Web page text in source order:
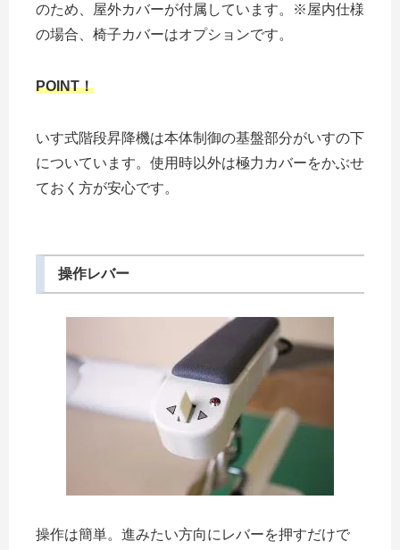
のため、屋外カバーが付属しています。※屋内仕様
の場合、椅子カバーはオプションです。
POINT！
いす式階段昇降機は本体制御の基盤部分がいすの下
についています。使用時以外は極力カバーをかぶせ
ておく方が安心です。
操作レバー
操作は簡単。進みたい方向にレバーを押すだけで